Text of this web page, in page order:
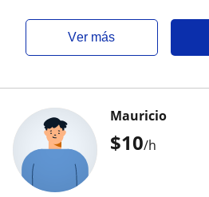
ver más
$10/h
Mauricio